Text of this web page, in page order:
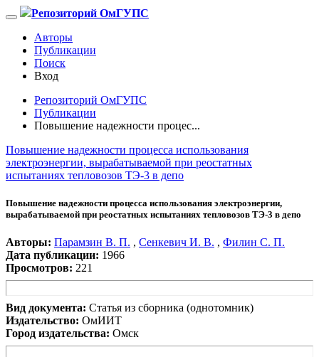
Репозиторий ОмГУПС
Авторы
Публикации
Поиск
Вход
Репозиторий ОмГУПС
Публикации
Повышение надежности процес...
Повышение надежности процесса использования
электроэнергии, вырабатываемой при реостатных
испытаниях тепловозов ТЭ-3 в депо
Повышение надежности процесса использования электроэнергии,
вырабатываемой при реостатных испытаниях тепловозов ТЭ-3 в депо
Авторы: Парамзин В. П. , Сенкевич И. В. , Филин С. П.
Дата публикации: 1966
Просмотров: 221
Вид документа: Статья из сборника (однотомник)
Издательство: ОмИИТ
Город издательства: Омск